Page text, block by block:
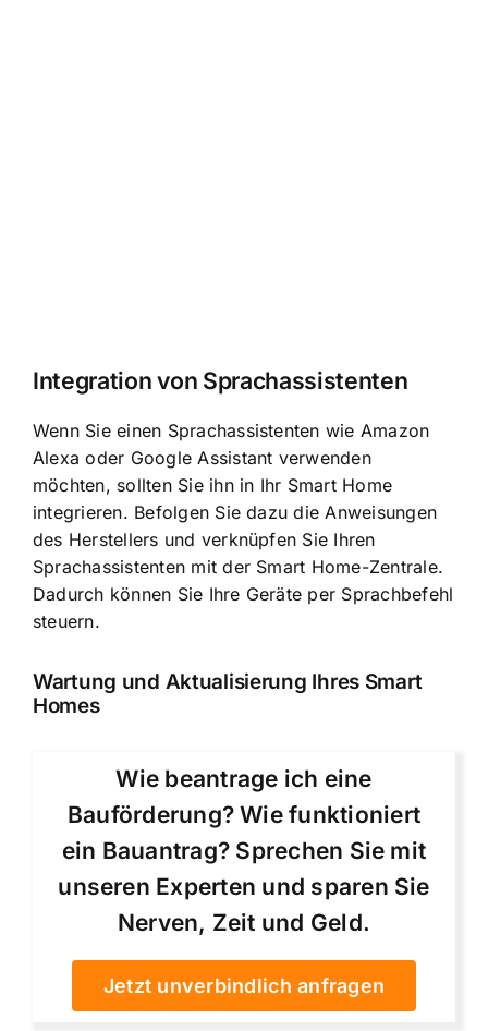
Integration von Sprachassistenten
Wenn Sie einen Sprachassistenten wie Amazon
Alexa oder Google Assistant verwenden
möchten, sollten Sie ihn in Ihr Smart Home
integrieren. Befolgen Sie dazu die Anweisungen
des Herstellers und verknüpfen Sie Ihren
Sprachassistenten mit der Smart Home-Zentrale.
Dadurch können Sie Ihre Geräte per Sprachbefehl
steuern.
Wartung und Aktualisierung Ihres Smart
Homes
Wie beantrage ich eine
Bauförderung? Wie funktioniert
ein Bauantrag? Sprechen Sie mit
unseren Experten und sparen Sie
Nerven, Zeit und Geld.
Jetzt unverbindlich anfragen